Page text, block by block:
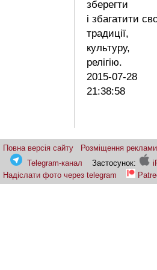
зберегти
і збагатити
традиції,
культуру,
релігію.
2015-07-28
21:38:58
Повна версія сайту Розміщення реклами
Telegram-канал
Застосунок:
Надіслати фото через telegram